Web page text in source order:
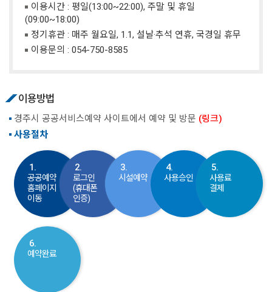
이용시간 : 평일(13:00~22:00), 주말 및 휴일
(09:00~18:00)
정기휴관 : 매주 월요일, 1.1, 설날·추석 연휴, 국경일 휴무
이용문의 : 054-750-8585
이용방법
경주시 공공서비스예약 사이트에서 예약 및 방문 (링크)
사용절차
1.
공공예약
홈페이지
이동
2.
로그인
(휴대폰
인증)
3.
시설예약
4.
사용승인
5.
사용료
결제
6.
예약완료